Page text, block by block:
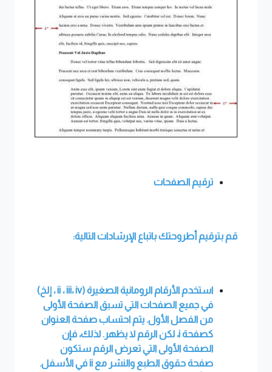
ترقيم الصفحات
قم بترقيم أطروحتك باتباع الإرشادات التالية:
استخدم الأرقام الرومانية الصغيرة ( ii ،iii،iv
، إلخ)
في جميع الصفحات التي تسبق الصفحة الأولى
من الفصل الأول. يتم احتساب صفحة العنوان
كصفحةi، لكن الرقم لا يظهر. لذلك، فإن
الصفحة الأولى التي تعرض الرقم ستكون
صفحة حقوق الطبع والنشر مع iiفي الأسفل.